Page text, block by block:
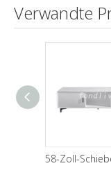
Verwandte